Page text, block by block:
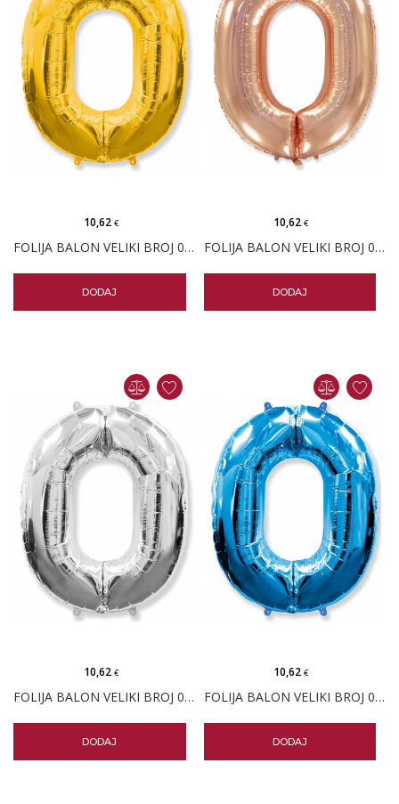
FOLIJA BALON VELIKI BROJ 0 ZLATNI
10,62 €
DODAJ
FOLIJA BALON VELIKI BROJ 0 ROSE GOLD
10,62€
DODAJ
FOLIJA BALON VELIKI BROJ 0 SREBRNI
10,62 €
DODAJ
FOLIJA BALON VELIKI BROJ 0 PLAVI
10,62€
DODAJ